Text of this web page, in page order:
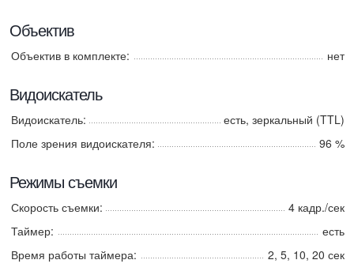
Объектив
Объектив в комплекте: нет
Видоискатель
Видоискатель:
есть, зеркальный (TTL)
Поле зрения видоискателя:
96 %
Режимы съемки
Скорость съемки:
4 кадр./сек
Таймер:
есть
Время работы таймера:
2, 5, 10, 20 сек